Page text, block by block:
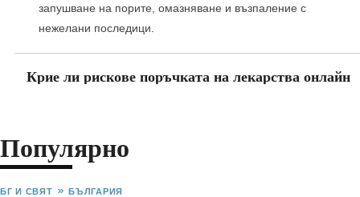
запушване на порите, омазняване и възпаление с
нежелани последици.
Крие ли рискове поръчката на лекарства онлайн
Популярно
БГ И СВЯТ БЪЛГАРИЯ